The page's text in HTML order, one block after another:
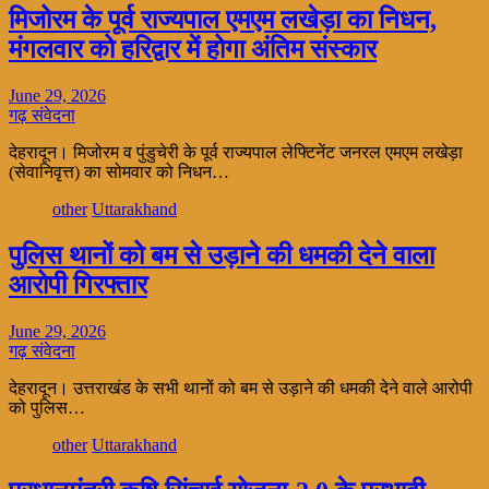
मिजोरम के पूर्व राज्यपाल एमएम लखेड़ा का निधन,
मंगलवार को हरिद्वार में होगा अंतिम संस्कार
June 29, 2026
गढ़ संवेदना
देहरादून। मिजोरम व पुंडुचेरी के पूर्व राज्यपाल लेफ्टिनेंट जनरल एमएम लखेड़ा
(सेवानिवृत्त) का सोमवार को निधन…
other Uttarakhand
पुलिस थानों को बम से उड़ाने की धमकी देने वाला
आरोपी गिरफ्तार
June 29, 2026
गढ़ संवेदना
देहरादून। उत्तराखंड के सभी थानों को बम से उड़ाने की धमकी देने वाले आरोपी
को पुलिस…
other Uttarakhand